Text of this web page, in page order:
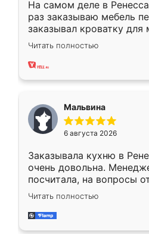
На самом деле в
раз заказываю мебель
заказывал кроватку для
ребёнка при его
заказал шкаф-купе. По
хорошее сборка
меньше, здесь же он
Мне нравится ,если что-
мебели буду заказывать
Читать полностью
Мальвина
6 августа 2026
Заказывала кухню в
очень довольна.
посчитала, на вопросы
Замерщик приехал в
делу со всей
за день, ребята
Читать полностью